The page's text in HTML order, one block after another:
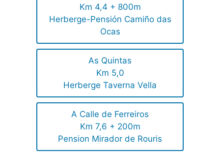
Km 4,4 + 800m
Herberge-Pensión Camiño das
Ocas
As Quintas
Km 5,0
Herberge Taverna Vella
A Calle de Ferreiros
Km 7,6 + 200m
Pension Mirador de Rouris